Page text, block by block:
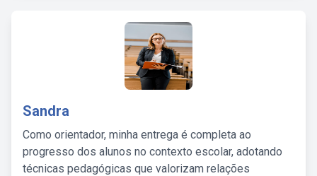
Sandra
Como orientador, minha entrega é completa ao
progresso dos alunos no contexto escolar, adotando
técnicas pedagógicas que valorizam relações